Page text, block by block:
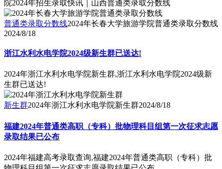
院2024年招生录取快讯｜山西普通类录取分数线
普通类录取分数线2024年长春大学旅游学院普通类录取分数线
2024/8/18
浙江水利水电学院2024级新生群已送达!
2024年浙江水利水电学院新生群,浙江水利水电学院2024级新
生群已送达!
新生群2024年浙江水利水电学院新生群2024/8/18
福建2024年普通类高职（专科）批物理科目组第一次征求志愿
录取结果已公布
2024年福建高考录取查询,福建2024年普通类高职（专科）批